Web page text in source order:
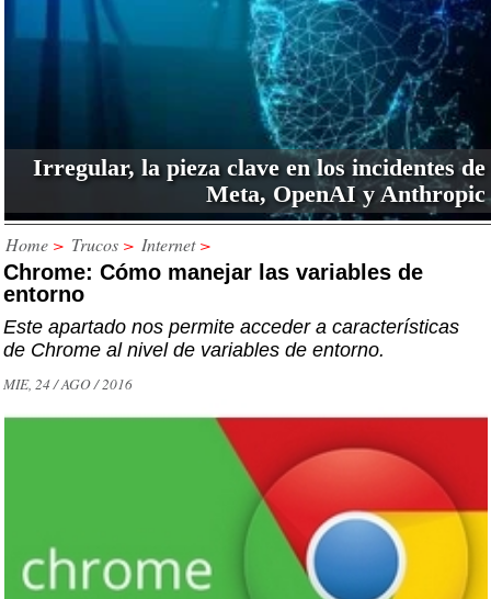
Irregular, la pieza clave en los incidentes de
Meta, OpenAI y Anthropic
Home > Trucos > Internet >
Chrome: Cómo manejar las variables de
entorno
Este apartado nos permite acceder a características
de Chrome al nivel de variables de entorno.
MIE, 24 / AGO / 2016